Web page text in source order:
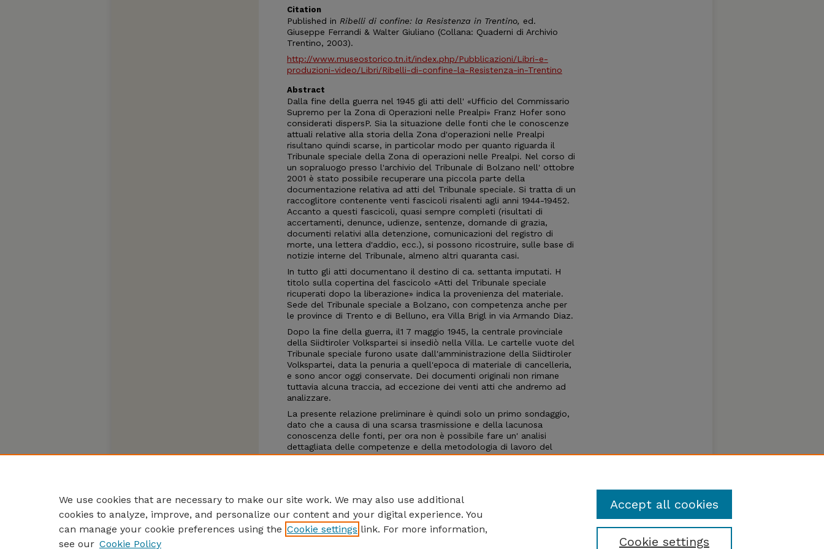
Citation
Published in Ribelli di confine: la Resistenza in Trentino, ed.
Giuseppe Ferrandi & Walter Giuliano (Collana: Quaderni di Archivio
Trentino, 2003).
http://www.museostorico.tn.it/index.php/Pubblicazioni/Libri-e-
produzioni-video/Libri/Ribelli-di-confine-la-Resistenza-in-Trentino
Abstract
Dalla fine della guerra nel 1945 gli atti dell' «Ufficio del Commissario
Supremo per la Zona di Operazioni nelle Prealpi» Franz Hofer sono
considerati dispersP. Sia la situazione delle fonti che le conoscenze
attuali relative alla storia della Zona d'operazioni nelle Prealpi
risultano quindi scarse, in particolar modo per quanto riguarda il
Tribunale speciale della Zona di operazioni nelle Prealpi. Nel corso di
un sopraluogo presso l'archivio del Tribunale di Bolzano nell' ottobre
2001 è stato possibile recuperare una piccola parte della
documentazione relativa ad atti del Tribunale speciale. Si tratta di un
raccoglitore contenente venti fascicoli risalenti agli anni 1944-19452.
Accanto a questi fascicoli, quasi sempre completi (risultati di
accertamenti, denunce, udienze, sentenze, domande di grazia,
documenti relativi alla detenzione, comunicazioni del registro di
morte, una lettera d'addio, ecc.), si possono ricostruire, sulle base di
notizie interne del Tribunale, almeno altri quaranta casi.
In tutto gli atti documentano il destino di ca. settanta imputati. H
titolo sulla copertina del fascicolo «Atti del Tribunale speciale
ricuperati dopo la liberazione» indica la provenienza del materiale.
Sede del Tribunale speciale a Bolzano, con competenza anche per
le province di Trento e di Belluno, era Villa Brigl in via Armando Diaz.
Dopo la fine della guerra, il1 7 maggio 1945, la centrale provinciale
della Siidtiroler Volkspartei si insediò nella Villa. Le cartelle vuote del
Tribunale speciale furono usate dall'amministrazione della Siidtiroler
Volkspartei, data la penuria a quell'epoca di materiale di cancelleria,
e sono ancor oggi conservate. Dei documenti originali non rimane
tuttavia alcuna traccia, ad eccezione dei venti atti che andremo ad
analizzare.
La presente relazione preliminare è quindi solo un primo sondaggio,
dato che a causa di una scarsa trasmissione e della lacunosa
conoscenza delle fonti, per ora non è possibile fare un' analisi
dettagliata delle competenze e della metodologia di lavoro del
Tribunale speciale, e tanto meno fare un confronto esaustivo con
We use cookies that are necessary to make our site work. We may also use additional
cookies to analyze, improve, and personalize our content and your digital experience. You
can manage your cookie preferences using the Cookie settings link. For more information,
see our Cookie Policy Cookie settings
Accept all cookies